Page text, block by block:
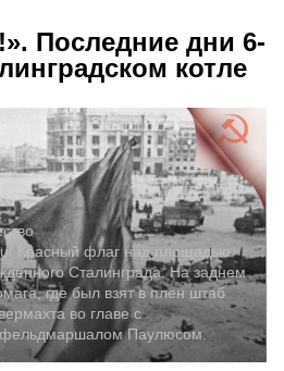
Последние дни 6-
котле
Красный флаг над площадью
Сталинграда. На заднем
где был взят в плен штаб
во главе с
Паулюсом.